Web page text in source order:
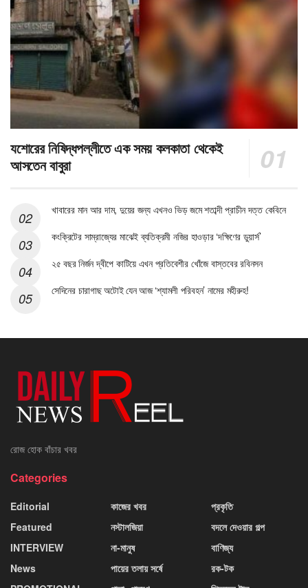
যশোরের নিষিদ্ধপল্লীতে এক সময় কলকাতা থেকেই
আসতেন বাবুরা
খাবারের মান আর দাম, দুয়ের জন্য এখনও ভিড় জমে শতাব্দী প্রাচীন দত্ত কেবিনে
কংক্রিটের সাম্রাজ্যের মাঝেই ব্যতিক্রমী নজির হাওড়ার ‘দক্ষিণের ডুয়ার্স’
২৫ বছর নির্জন দ্বীপে কাটিয়ে এখন প্রতিবেশীর খোঁজে বাস্তবের রবিনসন
সেদিনের চারাগাছ অটোই যেন আজ ‘শ্যামলী পরিবহন’ নামের মহীরুহ!
রোজ হোক বাঁচার খবর
Categories
Editorial
Featured
INTERVIEW
News
কাজের খবর
নস্টালজিয়া
না-মানুষ
পায়ের তলায় সর্ষে
প্রকৃতি
বদলে দেওয়ার গল্প
বাণিজ্য
রক-টক